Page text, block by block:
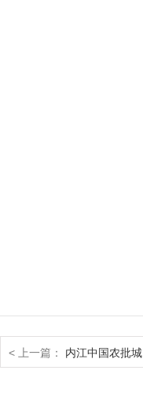
< 上一篇： 内江中国农批城